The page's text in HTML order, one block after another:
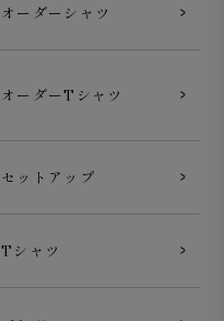
オーダーシャツ
オーダーTシャツ
セットアップ
Tシャツ